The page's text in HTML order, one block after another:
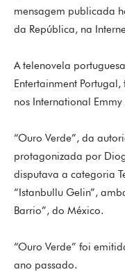
mensagem publicada
da República, na
A telenovela
Entertainment
nos International
“Ouro Verde”, da
protagonizada por
disputava a categoria
“Istanbullu Gelin”,
Barrio”, do México.
“Ouro Verde” foi
ano passado.